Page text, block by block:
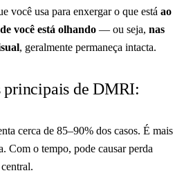
você usa para enxergar o que está ao
você está olhando — ou seja, nas
, geralmente permaneça intacta.
de DMRI:
cerca de 85–90% dos casos. É mais
Com o tempo, pode causar perda